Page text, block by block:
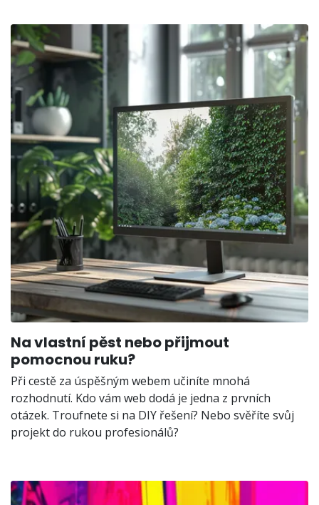
Na vlastní pěst nebo přijmout
pomocnou ruku?
Při cestě za úspěšným webem učiníte mnohá
rozhodnutí. Kdo vám web dodá je jedna z prvních
otázek. Troufnete si na DIY řešení? Nebo svěříte svůj
projekt do rukou profesionálů?